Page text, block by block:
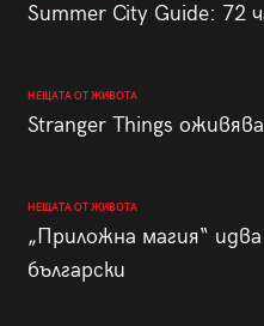
Summer City Guide: 72
НЕЩАТА ОТ ЖИВОТА
Stranger Things
НЕЩАТА ОТ ЖИВОТА
„Приложна магия“
български